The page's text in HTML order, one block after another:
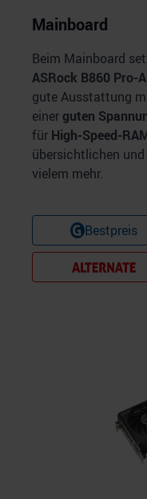
Mainboard
Beim Mainboard
ASRock B860 Pro-
gute Ausstattung
einer guten
für High-Speed-
übersichtlichen
vielem mehr.
Bestpreis